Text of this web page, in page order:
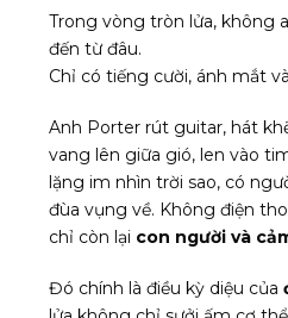
Trong vòng tròn lửa, không
đến từ đâu.
Chỉ có tiếng cười, ánh mắt
Anh Porter rút guitar, hát
vang lên giữa gió, len vào
lặng im nhìn trời sao, có
đùa vụng về. Không điện
chỉ còn lại con người và
Đó chính là điều kỳ diệu của